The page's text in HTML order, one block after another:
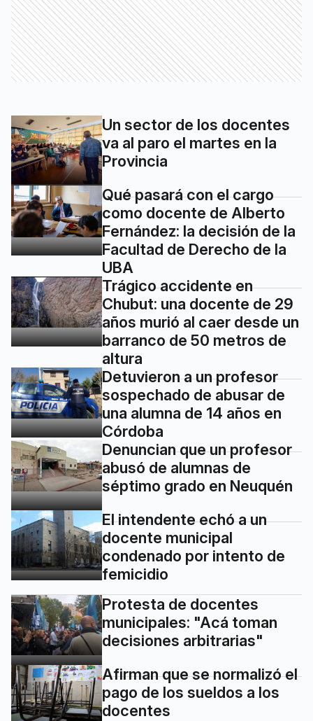
Un sector de los docentes
va al paro el martes en la
Provincia
Qué pasará con el cargo
como docente de Alberto
Fernández: la decisión de la
Facultad de Derecho de la
UBA
Trágico accidente en
Chubut: una docente de 29
años murió al caer desde un
barranco de 50 metros de
altura
Detuvieron a un profesor
sospechado de abusar de
una alumna de 14 años en
Córdoba
Denuncian que un profesor
abusó de alumnas de
séptimo grado en Neuquén
El intendente echó a un
docente municipal
condenado por intento de
femicidio
Protesta de docentes
municipales: "Acá toman
decisiones arbitrarias"
Afirman que se normalizó el
pago de los sueldos a los
docentes